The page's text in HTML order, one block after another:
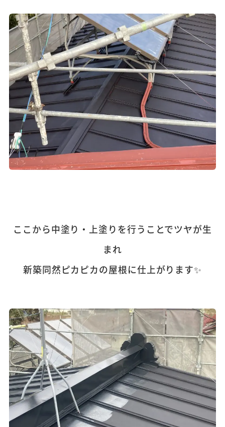
ここから中塗り・上塗りを行うことでツヤが生
まれ
新築同然ピカピカの屋根に仕上がります✨